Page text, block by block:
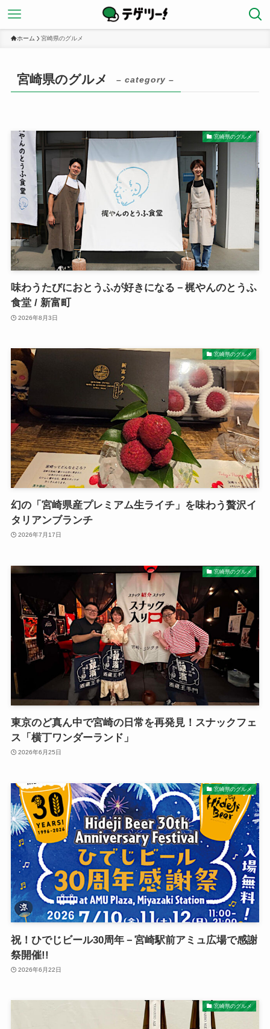
ホーム 宮崎県のグルメ
宮崎県のグルメ – category –
宮崎県のグルメ
味わうたびにおとうふが好きになる－梶やんのとうふ
食堂 / 新富町
2026年8月3日
宮崎県のグルメ
幻の「宮崎県産プレミアム生ライチ」を味わう贅沢イ
タリアンブランチ
2026年7月17日
宮崎県のグルメ
東京のど真ん中で宮崎の日常を再発見！スナックフェ
ス「横丁ワンダーランド」
2026年6月25日
宮崎県のグルメ
祝！ひでじビール30周年－宮崎駅前アミュ広場で感謝
祭開催!!
2026年6月22日
宮崎県のグルメ